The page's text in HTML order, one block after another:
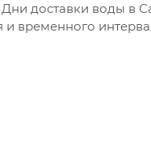
доставки воды в
и временного